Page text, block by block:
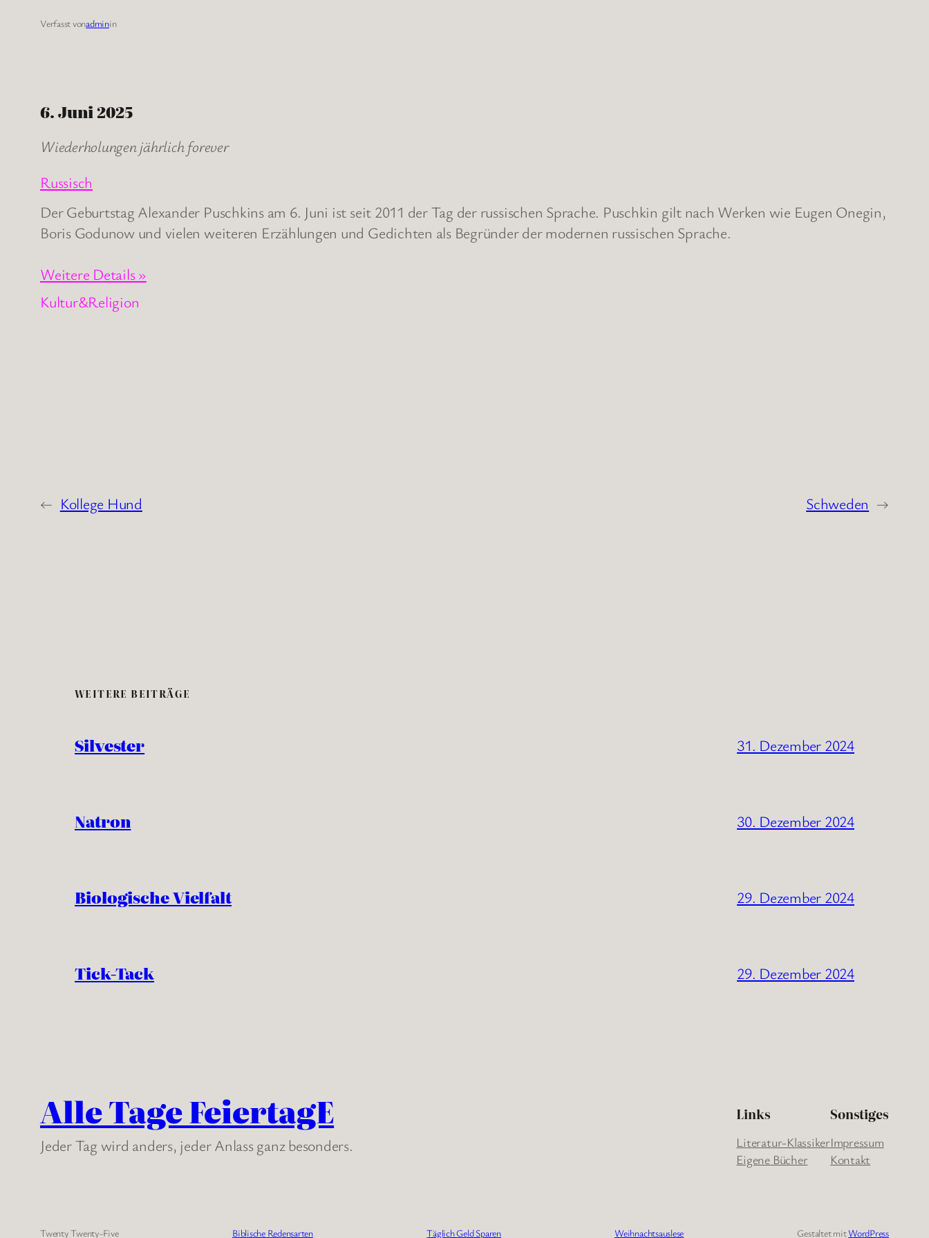
Verfasst vonadminin
6. Juni 2025
Wiederholungen jährlich forever
Russisch
Der Geburtstag Alexander Puschkins am 6. Juni ist seit 2011 der Tag der russischen Sprache. Puschkin gilt nach Werken wie Eugen Onegin,
Boris Godunow und vielen weiteren Erzählungen und Gedichten als Begründer der modernen russischen Sprache.
Weitere Details »
Kultur&Religion
← Kollege Hund Schweden →
WEITERE BEITRÄGE
Silvester 31. Dezember 2024
Natron 30. Dezember 2024
Biologische Vielfalt 29. Dezember 2024
Tick-Tack 29. Dezember 2024
Alle Tage FeiertagE
Jeder Tag wird anders, jeder Anlass ganz besonders.
Links
Literatur-Klassiker
Eigene Bücher
Sonstiges
Impressum
Kontakt
Twenty Twenty-Five Biblische Redensarten Täglich Geld Sparen Weihnachtsauslese Gestaltet mitWordPress